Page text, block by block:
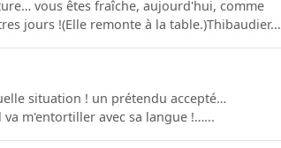
vous êtes fraîche, aujourd'hui, comme
jours !(Elle remonte à la table.)Thibaudier...
situation ! un prétendu accepté…
m'entortiller avec sa langue !…...